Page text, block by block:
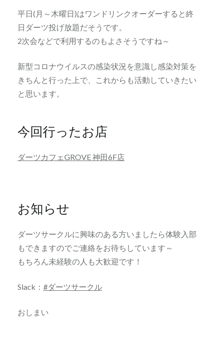
平日(月～木曜日)はワンドリンクオーダーすると終
日ダーツ投げ放題だそうです。
2次会などで利用するのもよさそうですね～
新型コロナウイルスの感染状況を意識し感染対策を
きちんと行った上で、これからも活動していきたい
と思います。
今回行ったお店
ダーツカフェGROVE 神田6F店
お知らせ
ダーツサークルに興味のある方いましたら体験入部
もできますのでご連絡をお待ちしています～
もちろん未経験の人も大歓迎です！
Slack： #ダーツサークル
おしまい